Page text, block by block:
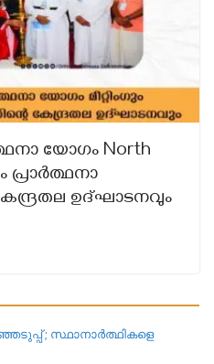
യോഗം North
പ്രാർത്ഥനാ
ഉദ്ഘാടനവും
; സ്ഥാനാർത്ഥികളെ